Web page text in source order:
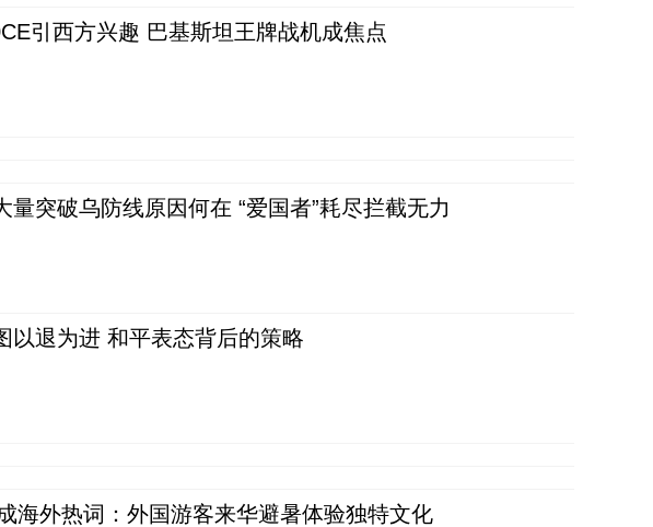
引西方兴趣 巴基斯坦王牌战机成焦点
量突破乌防线原因何在 “爱国者”耗尽拦截无力
以退为进 和平表态背后的策略
海外热词：外国游客来华避暑体验独特文化